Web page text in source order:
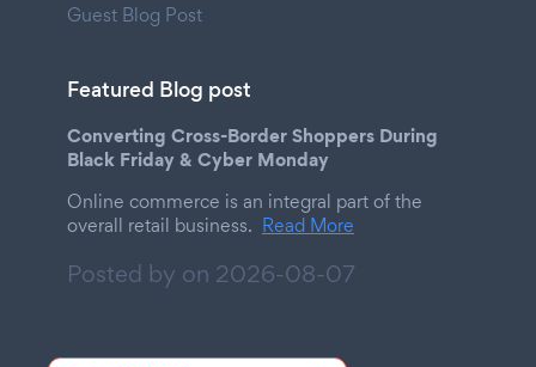
Guest Blog Post
Featured Blog post
Converting Cross-Border Shoppers During
Black Friday & Cyber Monday
Online commerce is an integral part of the
overall retail business. Read More
Posted by on 2026-08-07